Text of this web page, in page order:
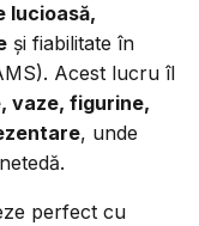
lucioasă,
și fiabilitate în
Acest lucru îl
vaze, figurine,
, unde
perfect cu